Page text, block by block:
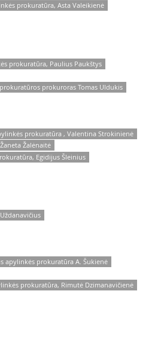
prokuratūra, Asta Valeikienė
prokuratūra, Paulius Paukštys
prokuroras Tomas Uldukis
prokuratūra , Valentina Strokinienė
Žalėnaitė
Egidijus Šleinius
apylinkės prokuratūra A. Šukienė
prokuratūra, Rimutė Dzimanavičienė